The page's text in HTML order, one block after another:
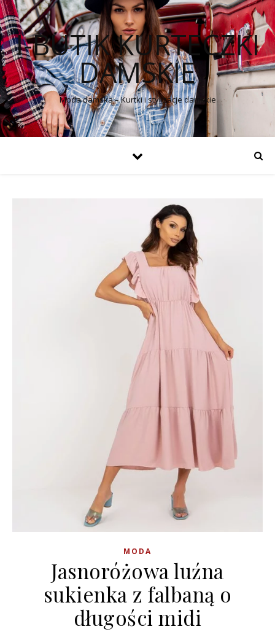
I-BUTIK KURTECZKI
DAMSKIE
Moda damska – Kurtki i stylizacje damskie
MODA
Jasnoróżowa luźna
sukienka z falbaną o
długości midi